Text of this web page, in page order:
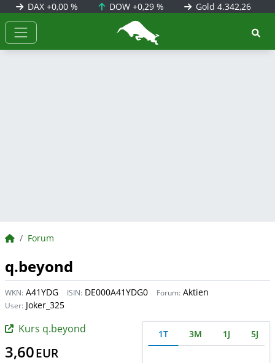
DAX +0,00 % DOW+0,29 % Gold 4.342,26
BörsenNEWS.de
BörsenNEWS.de
Forum
q.beyond
WKN: A41YDG ISIN: DE000A41YDG0 Forum: Aktien
User: Joker_325
Kurs q.beyond
3,60EUR
1T 3M 1J 5J